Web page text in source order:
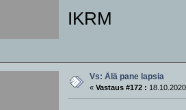
IKRM
Vs: Älä pane lapsia
« Vastaus #172 :